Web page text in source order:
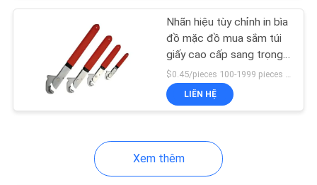
Nhãn hiệu tùy chỉnh in bìa
đồ mặc đồ mua sắm túi
giấy cao cấp sang trọng
với logo của riêng bạn
$0.45/pieces 100-1999 pieces MOQ:100 cái
LIÊN HỆ
Xem thêm